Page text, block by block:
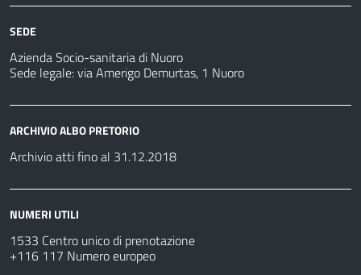
SEDE
Azienda Socio-sanitaria di Nuoro
Sede legale: via Amerigo Demurtas, 1 Nuoro
ARCHIVIO ALBO PRETORIO
Archivio atti fino al 31.12.2018
NUMERI UTILI
1533 Centro unico di prenotazione
+116 117 Numero europeo